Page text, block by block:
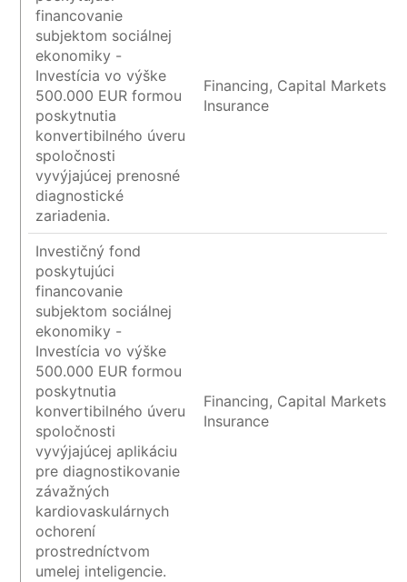
financovanie
subjektom sociálnej
ekonomiky -
Investícia vo výške
500.000 EUR formou
poskytnutia
konvertibilného úveru
spoločnosti
vyvýjajúcej prenosné
diagnostické
zariadenia.
Financing, Capital Markets
Insurance
Investičný fond
poskytujúci
financovanie
subjektom sociálnej
ekonomiky -
Investícia vo výške
500.000 EUR formou
poskytnutia
konvertibilného úveru
spoločnosti
vyvýjajúcej aplikáciu
pre diagnostikovanie
závažných
kardiovaskulárnych
ochorení
prostredníctvom
umelej inteligencie.
Financing, Capital Markets
Insurance